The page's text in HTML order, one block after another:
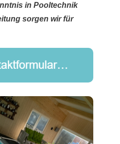
in Pooltechnik
sorgen wir für